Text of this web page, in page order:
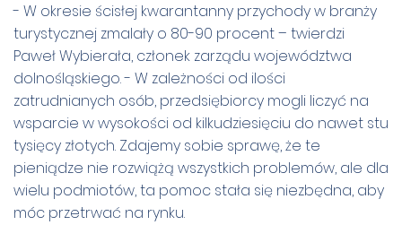
- W okresie ścisłej kwarantanny przychody w branży
turystycznej zmalały o 80-90 procent – twierdzi
Paweł Wybierała, członek zarządu województwa
dolnośląskiego. - W zależności od ilości
zatrudnianych osób, przedsiębiorcy mogli liczyć na
wsparcie w wysokości od kilkudziesięciu do nawet stu
tysięcy złotych. Zdajemy sobie sprawę, że te
pieniądze nie rozwiążą wszystkich problemów, ale dla
wielu podmiotów, ta pomoc stała się niezbędna, aby
móc przetrwać na rynku.